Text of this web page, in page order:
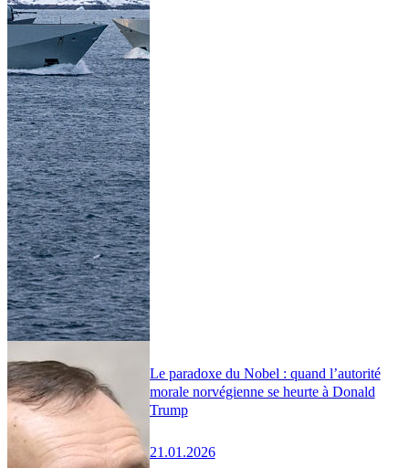
Le paradoxe du Nobel : quand l’autorité
morale norvégienne se heurte à Donald
Trump
21.01.2026